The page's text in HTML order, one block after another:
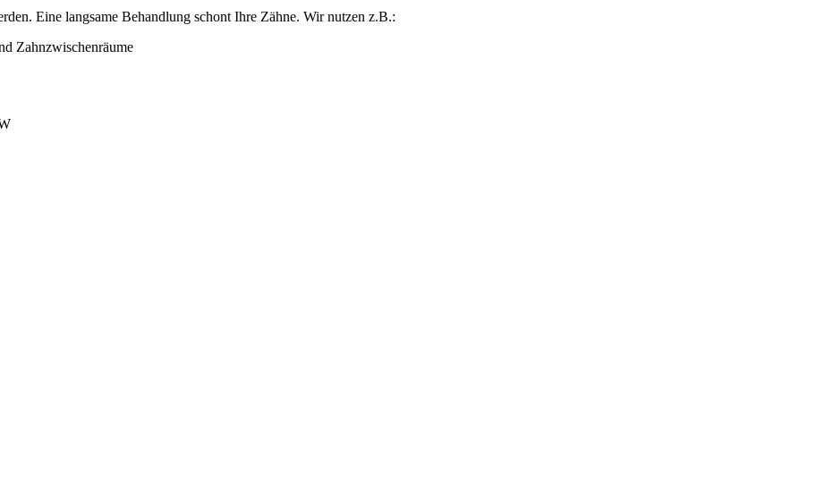
Eine langsame Behandlung schont Ihre Zähne. Wir nutzen z.B.:
Zahnzwischenräume